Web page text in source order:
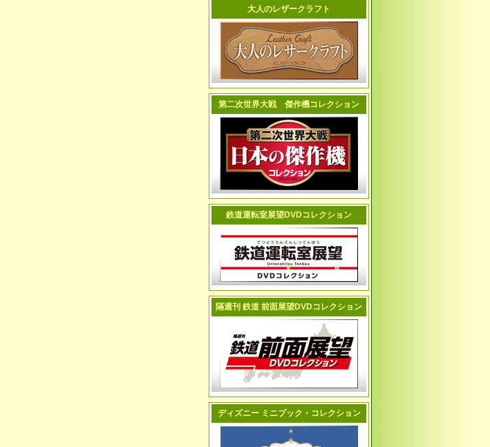
大人のレザークラフト
第二次世界大戦 傑作機コレクション
鉄道運転室展望DVDコレクション
隔週刊 鉄道 前面展望DVDコレクション
ディズニー ミニブック・コレクション